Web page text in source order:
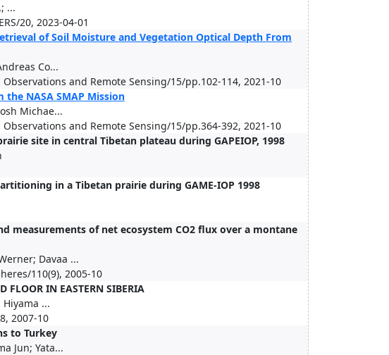
...
20, 2023-04-01
of Soil Moisture and Vegetation Optical Depth From
Co...
and Remote Sensing/15/pp.102-114, 2021-10
NASA SMAP Mission
Michae...
and Remote Sensing/15/pp.364-392, 2021-10
site in central Tibetan plateau during GAPEIOP, 1998
in a Tibetan prairie during GAME-IOP 1998
measurements of net ecosystem CO2 flux over a montane
Davaa ...
110(9), 2005-10
FLOOR IN EASTERN SIBERIA
...
2007-10
to Turkey
Jun; Yata...